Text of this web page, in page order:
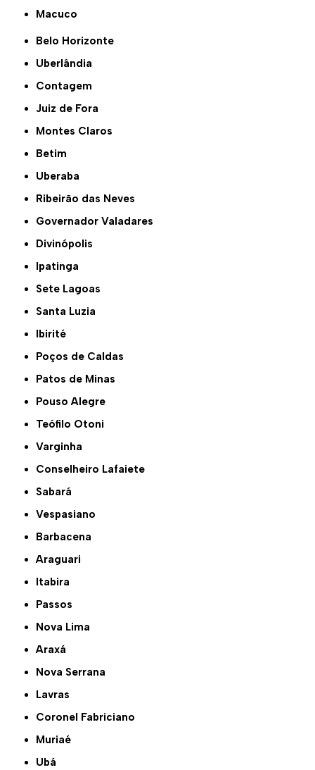
Macuco
Belo Horizonte
Uberlândia
Contagem
Juiz de Fora
Montes Claros
Betim
Uberaba
Ribeirão das Neves
Governador Valadares
Divinópolis
Ipatinga
Sete Lagoas
Santa Luzia
Ibirité
Poços de Caldas
Patos de Minas
Pouso Alegre
Teófilo Otoni
Varginha
Conselheiro Lafaiete
Sabará
Vespasiano
Barbacena
Araguari
Itabira
Passos
Nova Lima
Araxá
Nova Serrana
Lavras
Coronel Fabriciano
Muriaé
Ubá